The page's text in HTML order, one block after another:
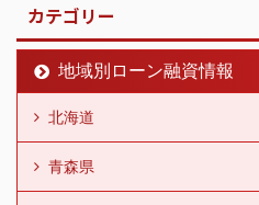
カテゴリー
地域別ローン融資情報
北海道
青森県